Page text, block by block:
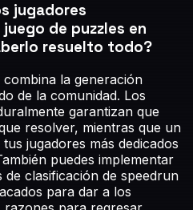
jugadores
de puzzles en
resuelto todo?
la generación
de la comunidad. Los
garantizan que
resolver, mientras que un
jugadores más dedicados
puedes implementar
de clasificación de speedrun
para dar a los